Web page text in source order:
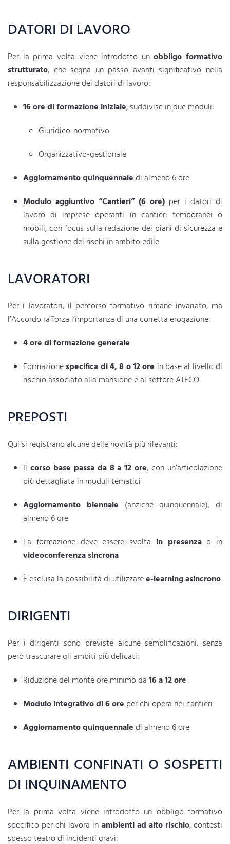
DATORI DI LAVORO
Per la prima volta viene introdotto unobbligo formativo
strutturato, che segna un passo avanti significativo nella
responsabilizzazione deidatoridi lavoro:
16 ore di formazione iniziale, suddivise in due moduli:
Giuridico-normativo
Organizzativo-gestionale
Aggiornamento quinquennaledi almeno 6 ore
Modulo aggiuntivo “Cantieri” (6 ore) per i datori di
lavoro di imprese operanti in cantieri temporanei o
mobili, con focus sulla redazione dei piani di sicurezza e
sulla gestione dei rischi in ambito edile
LAVORATORI
Per i lavoratori, il percorso formativo rimane invariato, ma
l’Accordo rafforza l’importanza di una corretta erogazione:
4 ore di formazione generale
Formazionespecifica di 4, 8 o 12 ore in base al livello di
rischioassociato alla mansione e al settore ATECO
PREPOSTI
Qui si registrano alcune delle novità più rilevanti:
Il corso base passa da 8 a 12 ore, con un’articolazione
più dettagliata in moduli tematici
Aggiornamento biennale (anziché quinquennale), di
almeno 6 ore
La formazione deve essere svolta in presenzao in
videoconferenza sincrona
È esclusa la possibilità di utilizzaree-learning asincrono
DIRIGENTI
Per i dirigenti sono previste alcune semplificazioni, senza
però trascurare gli ambiti più delicati:
Riduzione del monte ore minimo da16 a 12 ore
Modulo integrativo di 6 ore per chi opera nei cantieri
Aggiornamento quinquennaledi almeno 6 ore
AMBIENTI CONFINATI O SOSPETTI
DI INQUINAMENTO
Per la prima volta viene introdotto un obbligo formativo
specifico per chi lavora in ambienti ad alto rischio, contesti
spesso teatro di incidenti gravi: